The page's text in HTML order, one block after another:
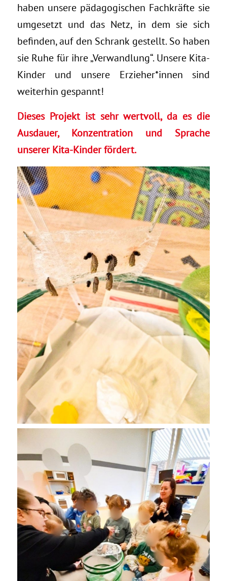
haben unsere pädagogischen Fachkräfte sie
umgesetzt und das Netz, in dem sie sich
befinden, auf den Schrank gestellt. So haben
sie Ruhe für ihre „Verwandlung“. Unsere Kita-
Kinder und unsere Erzieher*innen sind
weiterhin gespannt!
Dieses Projekt ist sehr wertvoll, da es die
Ausdauer, Konzentration und Sprache
unserer Kita-Kinder fördert.